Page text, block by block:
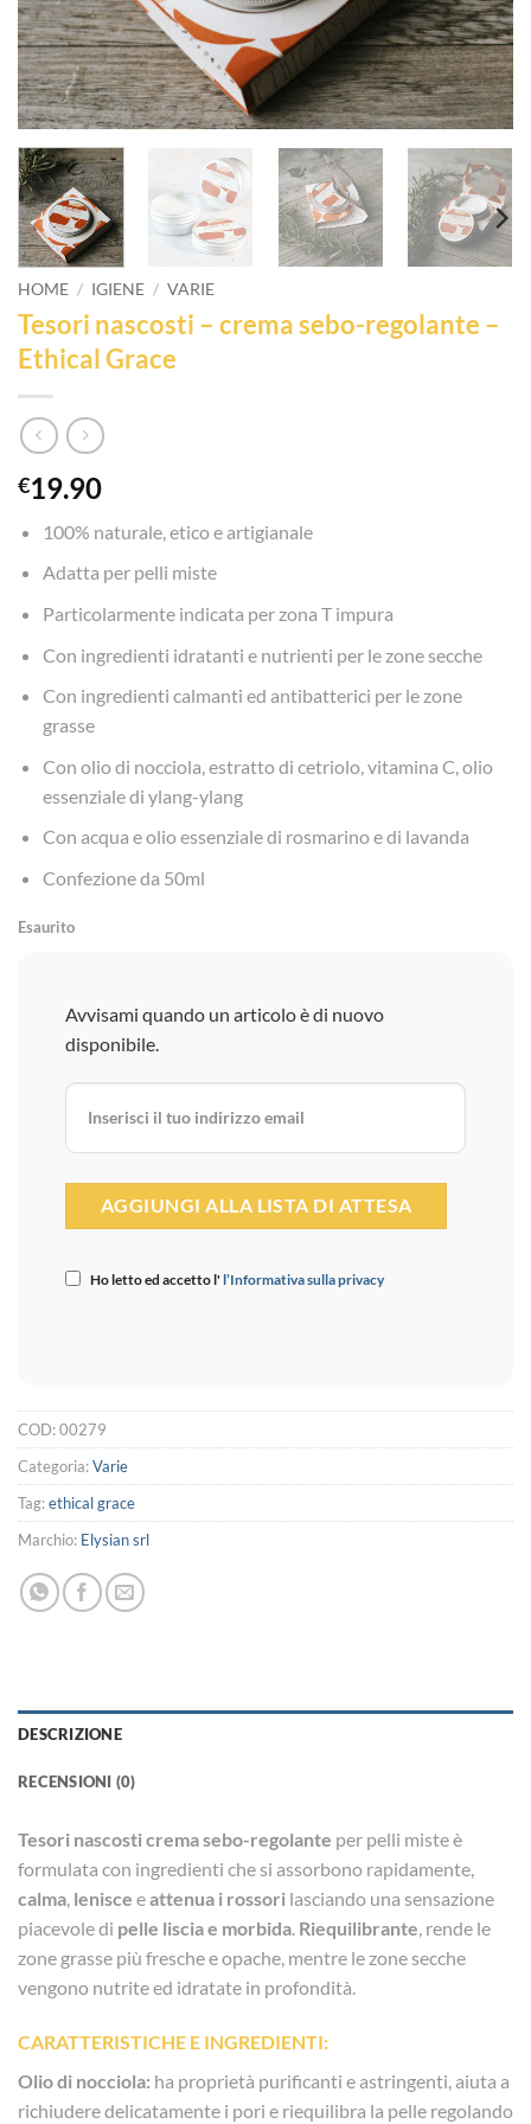
HOME / IGIENE / VARIE
Tesori nascosti – crema sebo-regolante –
Ethical Grace
€19.90
100% naturale, etico e artigianale
Adatta per pelli miste
Particolarmente indicata per zona T impura
Con ingredienti idratanti e nutrienti per le zone secche
Con ingredienti calmanti ed antibatterici per le zone
grasse
Con olio di nocciola, estratto di cetriolo, vitamina C, olio
essenziale di ylang-ylang
Con acqua e olio essenziale di rosmarino e di lavanda
Confezione da 50ml
Esaurito
Avvisami quando un articolo è di nuovo
disponibile.
Ho letto ed accetto l' l’Informativa sulla privacy
COD:00279
Categoria:Varie
Tag:ethical grace
Marchio: Elysian srl
DESCRIZIONE
RECENSIONI (0)
Tesori nascosti crema sebo-regolante per pelli miste è
formulata con ingredienti che si assorbono rapidamente,
calma, lenisce eattenua i rossori lasciando una sensazione
piacevole di pelle liscia e morbida. Riequilibrante, rende le
zone grasse più fresche e opache, mentre le zone secche
vengono nutrite ed idratate in profondità.
CARATTERISTICHE E INGREDIENTI:
Olio di nocciola: ha proprietà purificanti e astringenti, aiuta a
richiudere delicatamente i pori e riequilibra la pelle regolando